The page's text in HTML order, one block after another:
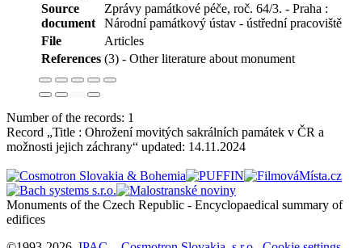
Source
document
Zprávy památkové péče, roč. 64/3. - Praha :
Národní památkový ústav - ústřední pracoviště
File
Articles
References (3) - Other literature about monument
Number of the records: 1
Record „Title : Ohrožení movitých sakrálních památek v ČR a
možnosti jejich záchrany“ updated: 14.11.2024
Monuments of the Czech Republic - Encyclopaedical summary of